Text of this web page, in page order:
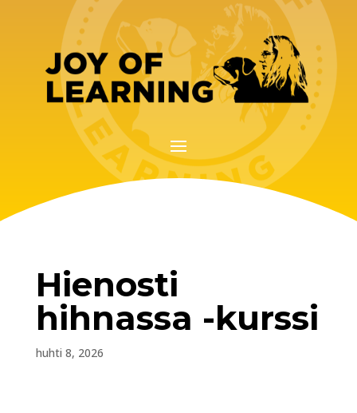
Hienosti
hihnassa -kurssi
huhti 8, 2026